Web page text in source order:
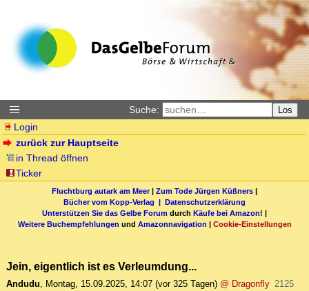
Suche: Los
Login
zurück zur Hauptseite
in Thread öffnen
Ticker
Fluchtburg autark am Meer| Zum Tode Jürgen Küßners |
Bücher vom Kopp-Verlag | Datenschutzerklärung
Unterstützen Sie das Gelbe Forum durch Käufe bei Amazon! |
Weitere Buchempfehlungen und Amazonnavigation | Cookie-Einstellungen
Jein, eigentlich ist es Verleumdung...
Andudu, Montag, 15.09.2025, 14:07 (vor 325 Tagen) @ Dragonfly 2125